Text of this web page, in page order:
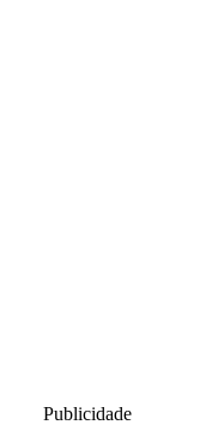
Publicidade